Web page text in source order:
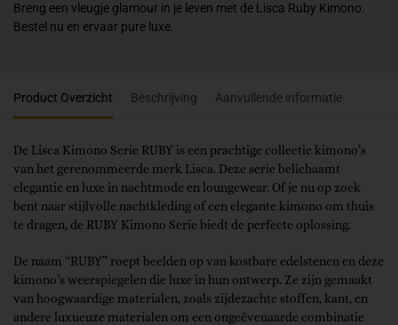
Breng een vleugje glamour in je leven met de Lisca Ruby Kimono.
Bestel nu en ervaar pure luxe.
Product Overzicht Beschrijving Aanvullende informatie
De Lisca Kimono Serie RUBY is een prachtige collectie kimono’s
van het gerenommeerde merk Lisca. Deze serie belichaamt
elegantie en luxe in nachtmode en loungewear. Of je nu op zoek
bent naar stijlvolle nachtkleding of een elegante kimono om thuis
te dragen, de RUBY Kimono Serie biedt de perfecte oplossing.
De naam “RUBY” roept beelden op van kostbare edelstenen en deze
kimono’s weerspiegelen die luxe in hun ontwerp. Ze zijn gemaakt
van hoogwaardige materialen, zoals zijdezachte stoffen, kant, en
andere luxueuze materialen om een ongeëvenaarde combinatie